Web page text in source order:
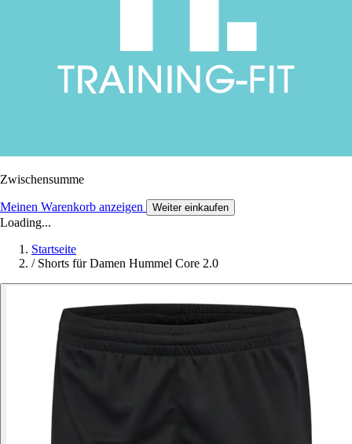
Zwischensumme
Meinen Warenkorb anzeigen Weiter einkaufen
Loading...
Startseite
/ Shorts für Damen Hummel Core 2.0